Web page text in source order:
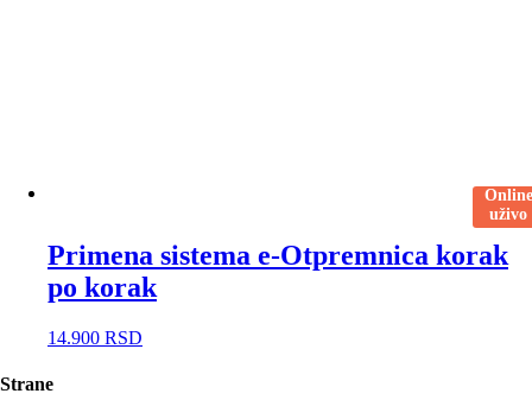
Online
uživo
Primena sistema e-Otpremnica korak
po korak
14.900 RSD
Strane